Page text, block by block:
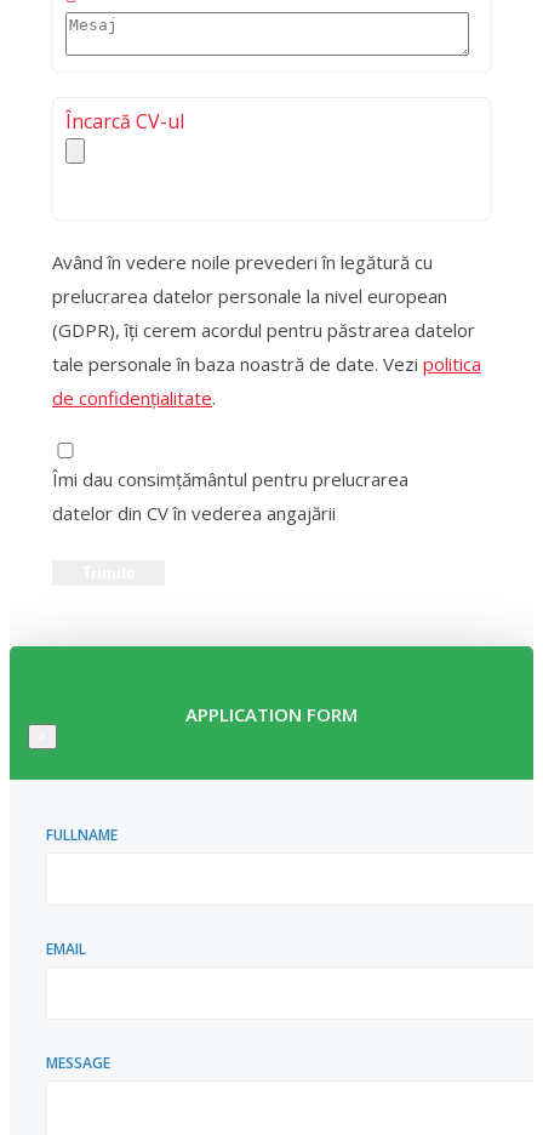
Încarcă CV-ul
Având în vedere noile prevederi în legătură cu
prelucrarea datelor personale la nivel european
(GDPR), îți cerem acordul pentru păstrarea datelor
tale personale în baza noastră de date. Vezi politica
de confidențialitate.
Îmi dau consimțământul pentru prelucrarea
datelor din CV în vederea angajării
APPLICATION FORM
FULLNAME
EMAIL
MESSAGE